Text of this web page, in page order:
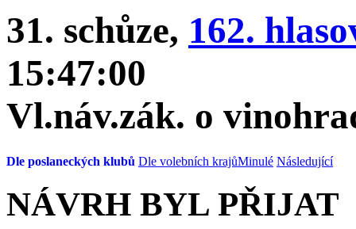
31. schůze, 162.
15:47:00
Vl.náv.zák. o
Dle poslaneckých klubů Dle volebních krajůMinulé Následující
NÁVRH BYL PŘIJAT